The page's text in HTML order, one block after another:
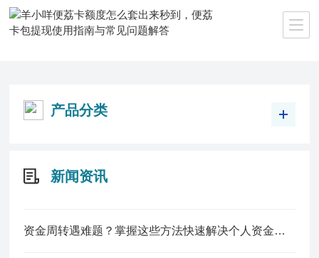
当前位置：
产品分类
新闻资讯
资金周转遇难题？掌握这些方法快速解决个人资金缺口